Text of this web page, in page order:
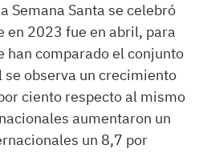
Semana Santa se celebró
en 2023 fue en abril, para
han comparado el conjunto
se observa un crecimiento
ciento respecto al mismo
aumentaron un
un 8,7 por